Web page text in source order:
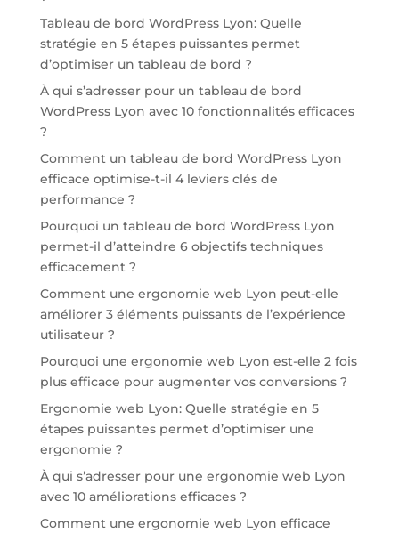
Tableau de bord WordPress Lyon: Quelle
stratégie en 5 étapes puissantes permet
d’optimiser un tableau de bord ?
À qui s’adresser pour un tableau de bord
WordPress Lyon avec 10 fonctionnalités efficaces
?
Comment un tableau de bord WordPress Lyon
efficace optimise-t-il 4 leviers clés de
performance ?
Pourquoi un tableau de bord WordPress Lyon
permet-il d’atteindre 6 objectifs techniques
efficacement ?
Comment une ergonomie web Lyon peut-elle
améliorer 3 éléments puissants de l’expérience
utilisateur ?
Pourquoi une ergonomie web Lyon est-elle 2 fois
plus efficace pour augmenter vos conversions ?
Ergonomie web Lyon: Quelle stratégie en 5
étapes puissantes permet d’optimiser une
ergonomie ?
À qui s’adresser pour une ergonomie web Lyon
avec 10 améliorations efficaces ?
Comment une ergonomie web Lyon efficace